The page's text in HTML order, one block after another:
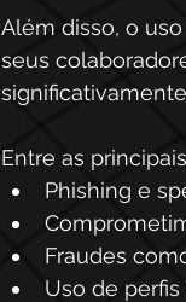
Além disso, o
seus
Entre as
Phishing e
Fraudes
Uso de perfis